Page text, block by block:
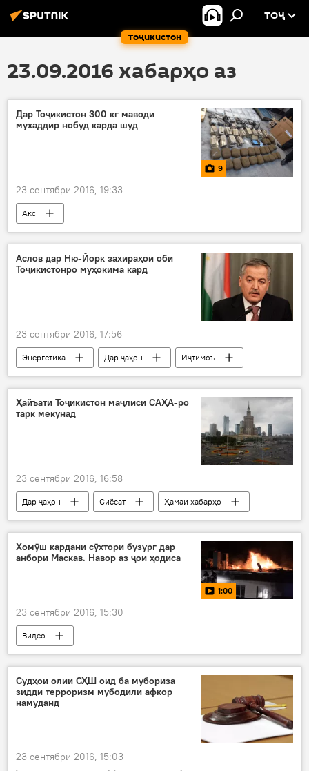
Тоҷикистон
ТОҶ
23.09.2016 хабарҳо аз
Дар Тоҷикистон 300 кг маводи
мухаддир нобуд карда шуд
9
23 сентябри 2016, 19:33
Акс
Аслов дар Ню-Йорк захираҳои оби
Тоҷикистонро муҳокима кард
23 сентябри 2016, 17:56
Энергетика Дар ҷаҳон
Иҷтимоъ
Нақлиёт
Ҳамаи хабарҳо
Ню-Йорк
Сироҷиддин Аслов
Аарон Залсберг
муҳокимаи ҳамкориҳо
Ҳайъати Тоҷикистон маҷлиси САҲА-ро
тарк мекунад
23 сентябри 2016, 16:58
Дар ҷаҳон Сиёсат
Ҳамаи хабарҳо
Полша
Варшава
Ҳайъати Тоҷикистон
САҲА
Хомӯш кардани сӯхтори бузург дар
анбори Маскав. Навор аз ҷои ҳодиса
1:00
23 сентябри 2016, 15:30
Видео
Судҳои олии СҲШ оид ба мубориза
зидди терроризм мубодили афкор
намуданд
23 сентябри 2016, 15:03